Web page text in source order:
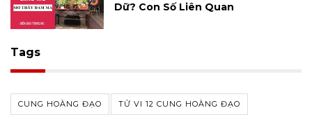
Dữ? Con Số Liên Quan
Tags
CUNG HOÀNG ĐẠO TỬ VI 12 CUNG HOÀNG ĐẠO